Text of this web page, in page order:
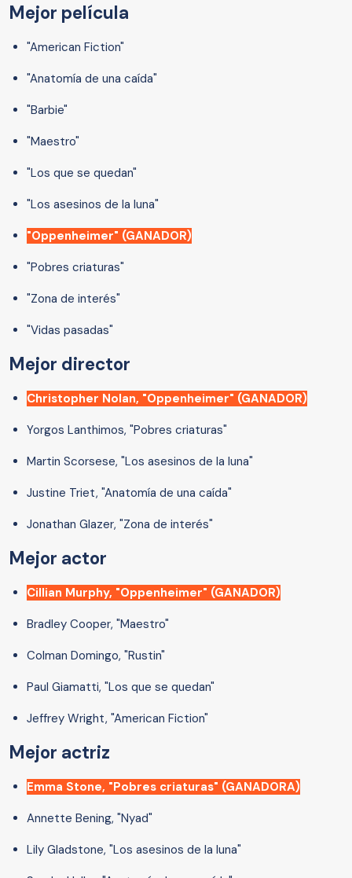
Mejor película
"American Fiction"
"Anatomía de una caída"
"Barbie"
"Maestro"
"Los que se quedan"
"Los asesinos de la luna"
"Oppenheimer" (GANADOR)
"Pobres criaturas"
"Zona de interés"
"Vidas pasadas"
Mejor director
Christopher Nolan, "Oppenheimer" (GANADOR)
Yorgos Lanthimos, "Pobres criaturas"
Martin Scorsese, "Los asesinos de la luna"
Justine Triet, "Anatomía de una caída"
Jonathan Glazer, "Zona de interés"
Mejor actor
Cillian Murphy, "Oppenheimer" (GANADOR)
Bradley Cooper, "Maestro"
Colman Domingo, "Rustin"
Paul Giamatti, "Los que se quedan"
Jeffrey Wright, "American Fiction"
Mejor actriz
Emma Stone, "Pobres criaturas" (GANADORA)
Annette Bening, "Nyad"
Lily Gladstone, "Los asesinos de la luna"